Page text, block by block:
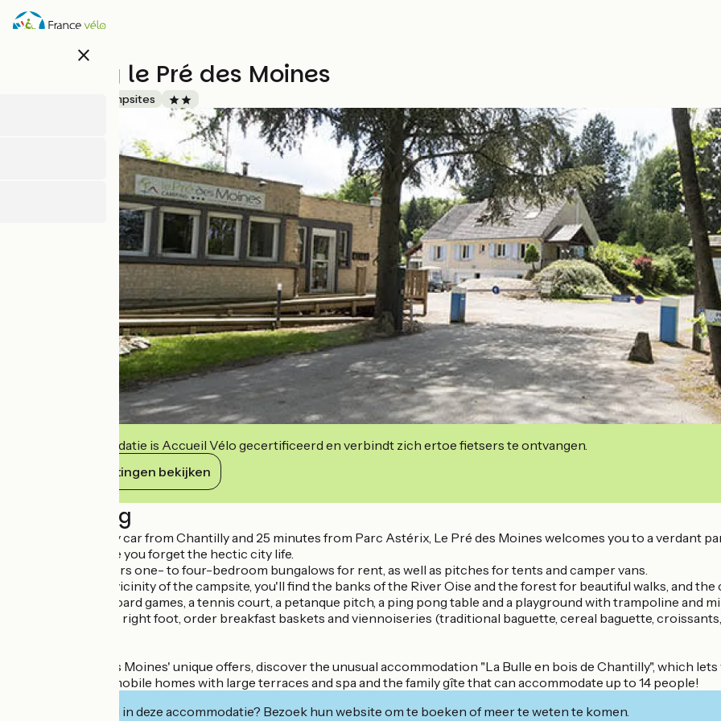
Overslaan
en
close
Camping le Pré des Moines
Campsites
Deze accommodatie is Accueil Vélo gecertificeerd en verbindt zich ertoe fietsers te ontvangen.
Haar verplichtingen bekijken
Beschrijving
Just 10 minutes by car from Chantilly and 25 minutes from Parc Astérix, Le Pré des Moines welcomes you to a verdant
squirrels will make you forget the hectic city life.
The campsite offers one- to four-bedroom bungalows for rent, as well as pitches for tents and camper vans.
In the immediate vicinity of the campsite, you'll find the banks of the River Oise and the forest for beautiful walks, and
Also on site are board games, a tennis court, a petanque pitch, a ping pong table and a playground with trampoline and
To wake up on the right foot, order breakfast baskets and viennoiseries (traditional baguette, cereal baguette,
Among Le Pré des Moines' unique offers, discover the unusual accommodation "La Bulle en bois de Chantilly", which
sauna, the family mobile homes with large terraces and spa and the family gîte that can accommodate up to 14 people!
Geïnteresseerd in deze accommodatie? Bezoek hun website om te boeken of meer te weten te komen.